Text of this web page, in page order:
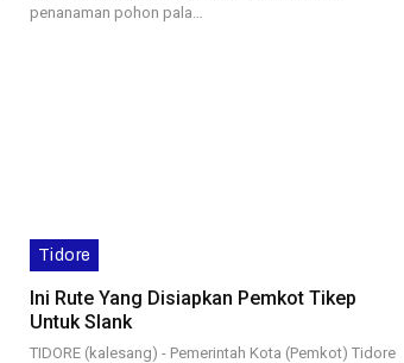
penanaman pohon pala…
Tidore
Ini Rute Yang Disiapkan Pemkot Tikep
Untuk Slank
TIDORE (kalesang) - Pemerintah Kota (Pemkot) Tidore